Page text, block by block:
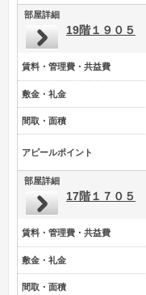
部屋詳細
19階１９０５
賃料・管理費・共益費
敷金・礼金
間取・面積
アピールポイント
部屋詳細
17階１７０５
賃料・管理費・共益費
敷金・礼金
間取・面積